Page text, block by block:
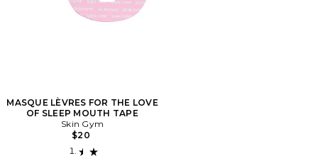
MASQUE LÈVRES FOR THE LOVE
OF SLEEP MOUTH TAPE
Skin Gym
$20